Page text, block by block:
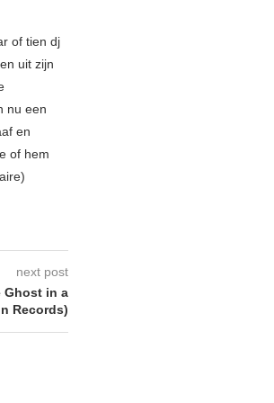
of tien dj
uit zijn
nu een
en
of hem
next post
Ghost in a
Records)